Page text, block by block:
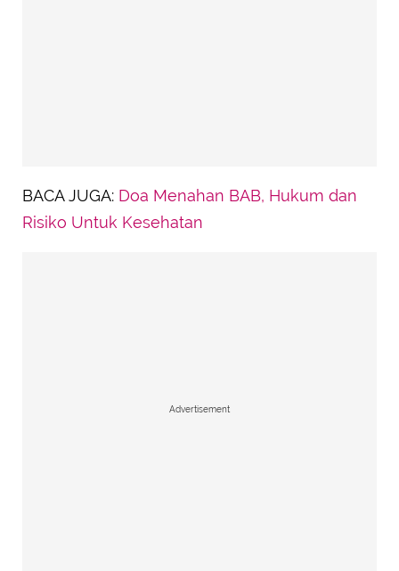
BACA JUGA: Doa Menahan BAB, Hukum dan
Risiko Untuk Kesehatan
Advertisement